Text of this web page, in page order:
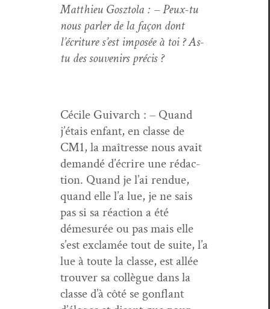
Matthieu Gosz­to­la : – Peux-tu
nous par­ler de la façon dont
l’écri­t­ure s’est imposée à toi ? As-
tu des sou­venirs précis ?
Cécile Guiv­arch : – Quand
j’étais enfant, en classe de
CM1, la maîtresse nous avait
demandé d’écrire une rédac­
tion. Quand je l’ai ren­due,
quand elle l’a lue, je ne sais
pas si sa réac­tion a été
démesurée ou pas mais elle
s’est exclamée tout de suite, l’a
lue à toute la classe, est allée
trou­ver sa col­lègue dans la
classe d’à côté se gon­flant